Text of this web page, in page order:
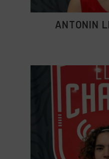
ANTONIN